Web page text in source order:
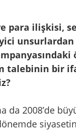
para ilişkisi,
talebinin bir
da 2008’de